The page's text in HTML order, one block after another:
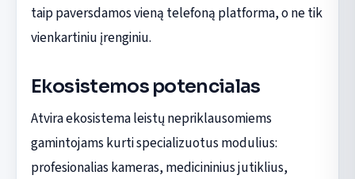
taip paversdamos vieną telefoną platforma, o ne tik
vienkartiniu įrenginiu.
Ekosistemos potencialas
Atvira ekosistema leistų nepriklausomiems
gamintojams kurti specializuotus modulius:
profesionalias kameras, medicininius jutiklius,